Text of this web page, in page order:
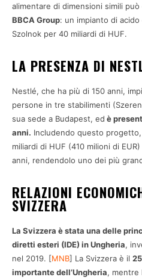
alimentare di dimensioni simili
BBCA Group: un impianto di
Szolnok per 40 miliardi di HUF.
LA PRESENZA DI
Nestlé, che ha più di 150 anni,
persone in tre stabilimenti
sua sede a Budapest, ed è
anni. Includendo questo
miliardi di HUF (410 milioni di
anni, rendendolo uno dei più
RELAZIONI
SVIZZERA
La Svizzera è stata una delle
diretti esteri (IDE) in Ungheria,
nel 2019. [MNB] La Svizzera è il
importante dell’Ungheria, mentre